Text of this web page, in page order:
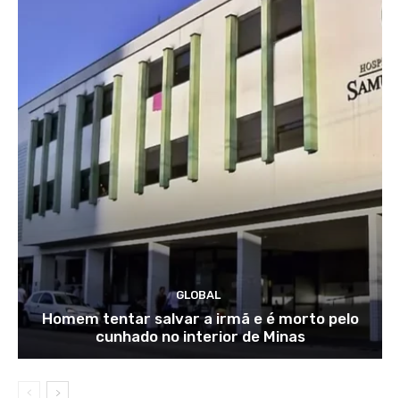
GLOBAL
Homem tentar salvar a irmã e é morto pelo
cunhado no interior de Minas